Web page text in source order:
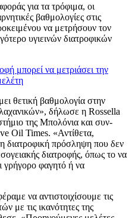
για τα τρόφιμα, οι
βαθμολογίες στις
να μετρήσουν τον
υγιεινών διατροφικών
μπορεί να μετριάσει την
θετική βαθμολογία στην
δήλωσε η Rossella
της Μπολόνια και συν-
Oil Times. «Αντίθετα,
διατροφική πρόσληψη που δεν
διατροφής, όπως το να
γρήγορο φαγητό ή να
να αντιστοιχίσουμε τις
με τις ικανότητες της